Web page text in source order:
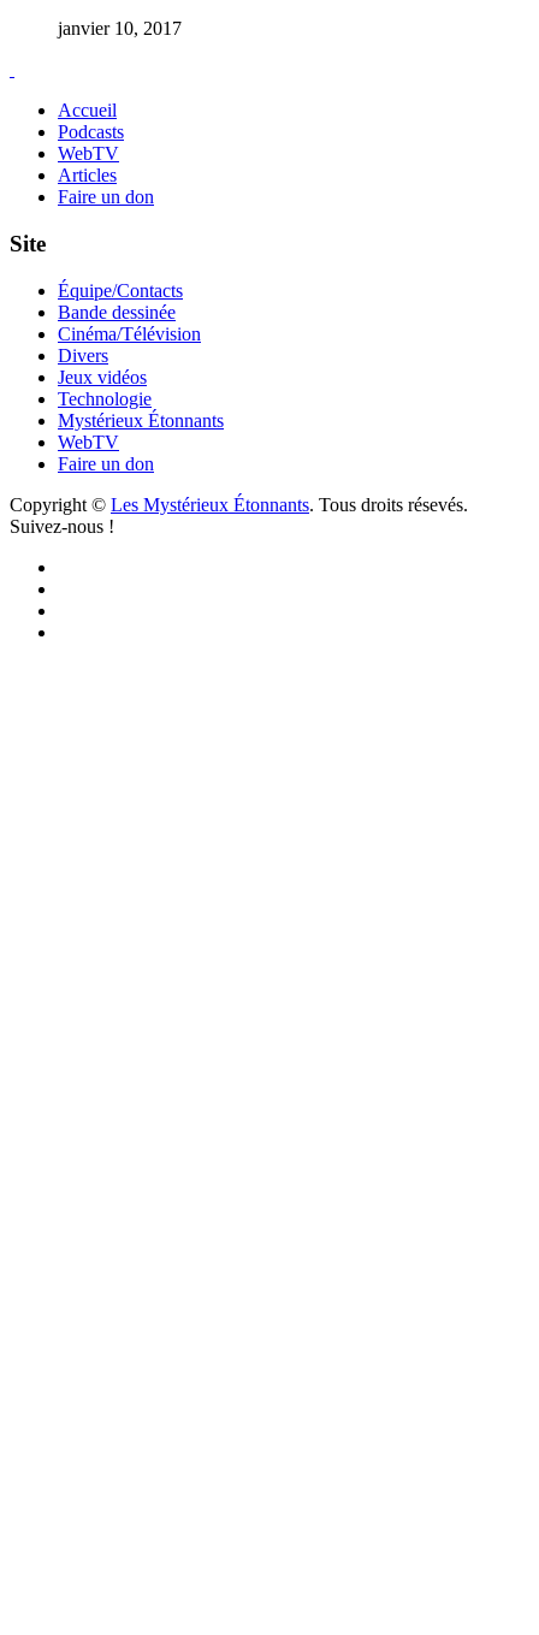
janvier 10, 2017
Accueil
Podcasts
WebTV
Articles
Faire un don
Site
Équipe/Contacts
Bande dessinée
Cinéma/Télévision
Divers
Jeux vidéos
Technologie
Mystérieux Étonnants
WebTV
Faire un don
Copyright © Les Mystérieux Étonnants. Tous droits résevés.
Suivez-nous !